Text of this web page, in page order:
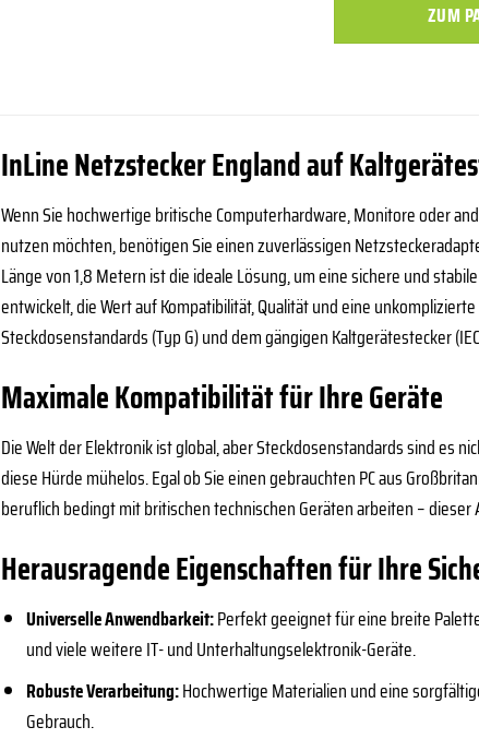
ZUM
InLine Netzstecker England auf
Wenn Sie hochwertige britische Computerhardware, Monitore oder
nutzen möchten, benötigen Sie einen zuverlässigen
Länge von 1,8 Metern ist die ideale Lösung, um eine sichere und
entwickelt, die Wert auf Kompatibilität, Qualität und eine
Steckdosenstandards (Typ G) und dem gängigen Kaltgerätestecker
Maximale Kompatibilität für Ihre Geräte
Die Welt der Elektronik ist global, aber Steckdosenstandards sind es
diese Hürde mühelos. Egal ob Sie einen gebrauchten PC aus
beruflich bedingt mit britischen technischen Geräten arbeiten –
Herausragende Eigenschaften für Ihre
Universelle Anwendbarkeit:Perfekt geeignet für eine breite
und viele weitere IT- und Unterhaltungselektronik-Geräte.
Robuste Verarbeitung:Hochwertige Materialien und eine
Gebrauch.